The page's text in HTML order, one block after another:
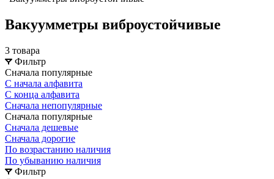
Вакуумметры виброустойчивые
3 товара
Фильтр
Сначала популярные
С начала алфавита
С конца алфавита
Сначала непопулярные
Сначала популярные
Сначала дешевые
Сначала дорогие
По возрастанию наличия
По убыванию наличия
Фильтр